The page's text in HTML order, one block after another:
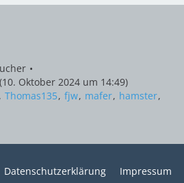
10. Oktober 2024 um 14:49)
Thomas135 fjw mafer hamster
Datenschutzerklärung Impressum